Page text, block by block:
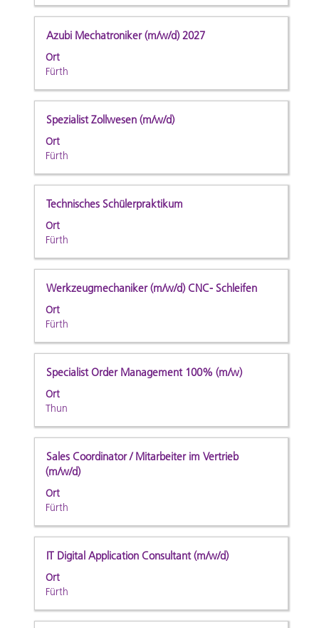
um
um
die
vollständig
anzuzeigen.
Stellenbezeichnung
Azubi Mechatroniker (m/w/d) 2027
Ort
Fürth
Drücken
Sie
die
um
die
Stelleninformationen
vollständig
anzuzeigen.
Stellenbezeichnung
Spezialist Zollwesen (m/w/d)
Ort
Fürth
Drücken
Sie
die
um
die
Stelleninformationen
vollständig
anzuzeigen.
Stellenbezeichnung
Technisches Schülerpraktikum
Ort
Fürth
Drücken
Sie
die
um
die
Stelleninformationen
vollständig
anzuzeigen.
Stellenbezeichnung
Werkzeugmechaniker (m/w/d) CNC- Schleifen
Ort
Fürth
Drücken
Sie
die
um
die
Stelleninformationen
vollständig
anzuzeigen.
Stellenbezeichnung
Specialist Order Management 100% (m/w)
Ort
Thun
Drücken
Sie
die
um
die
Stelleninformationen
anzuzeigen.
Stellenbezeichnung
Sales Coordinator / Mitarbeiter im Vertrieb
(m/w/d)
Ort
Fürth
Drücken
Sie
die
Leertaste,
die
Stelleninformationen
vollständig
anzuzeigen.
Stellenbezeichnung
IT Digital Application Consultant (m/w/d)
Ort
Fürth
Drücken
Sie
die
um